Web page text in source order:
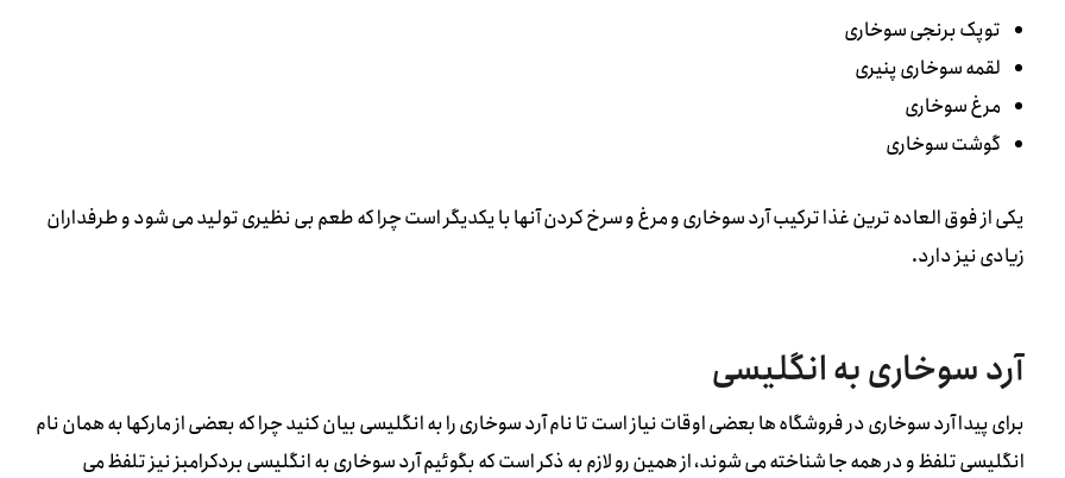
توپک برنجی سوخاری
لقمه سوخاری پنیری
مرغ سوخاری
گوشت سوخاری
یکی از فوق العاده ترین غذا ترکیب آرد سوخاری و مرغ و سرخ کردن آنها با یکدیگر است چرا که طعم بی نظیری تولید می شود و طرفداران
زیادی نیز دارد.
آرد سوخاری به انگلیسی
برای پیدا آرد سوخاری در فروشگاه ها بعضی اوقات نیاز است تا نام آرد سوخاری را به انگلیسی بیان کنید چرا که بعضی از مارکها به همان نام
انگلیسی تلفظ و در همه جا شناخته می شوند، از همین رو لازم به ذکر است که بگوئیم آرد سوخاری به انگلیسی بردکرامبز نیز تلفظ می